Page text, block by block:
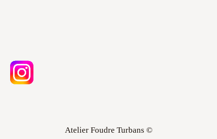
Atelier Foudre Turbans ©